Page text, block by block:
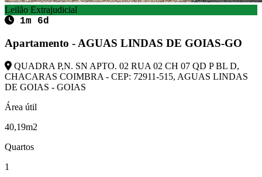
Leilão Extrajudicial
1m 6d
Apartamento - AGUAS LINDAS DE GOIAS-GO
QUADRA P,N. SN APTO. 02 RUA 02 CH 07 QD P BL D,
CHACARAS COIMBRA - CEP: 72911-515, AGUAS LINDAS
DE GOIAS - GOIAS
Área útil
40,19m2
Quartos
1